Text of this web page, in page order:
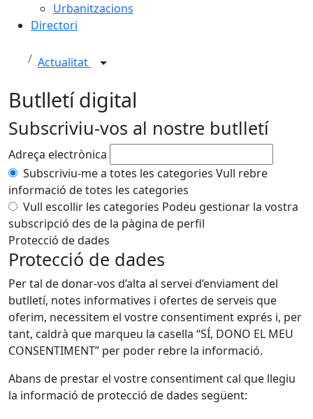
Urbanitzacions
Directori
Actualitat
Butlletí digital
Subscriviu-vos al nostre butlletí
Adreça electrònica
Subscriviu-me a totes les categories Vull rebre
informació de totes les categories
Vull escollir les categories Podeu gestionar la vostra
subscripció des de la pàgina de perfil
Protecció de dades
Protecció de dades
Per tal de donar-vos d’alta al servei d’enviament del
butlletí, notes informatives i ofertes de serveis que
oferim, necessitem el vostre consentiment exprés i, per
tant, caldrà que marqueu la casella “SÍ, DONO EL MEU
CONSENTIMENT” per poder rebre la informació.
Abans de prestar el vostre consentiment cal que llegiu
la informació de protecció de dades següent: